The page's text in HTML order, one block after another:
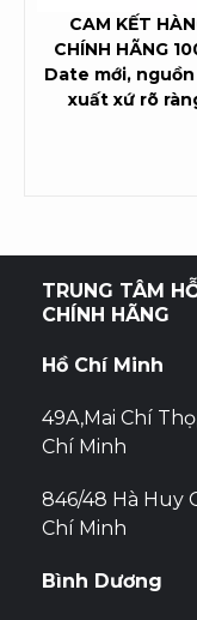
CAM KẾT
CHÍNH HÃNG
Date mới,
xuất xứ rõ
TRUNG TÂM
CHÍNH HÃNG
Hồ Chí Minh
49A,Mai Chí
Chí Minh
846/48 Hà Huy
Chí Minh
Bình Dương